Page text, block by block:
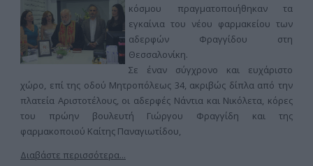
κόσμου πραγματοποιήθηκαν τα
εγκαίνια του νέου φαρμακείου των
αδερφών Φραγγίδου στη
Θεσσαλονίκη.
Σε έναν σύγχρονο και ευχάριστο
χώρο, επί της οδού Μητροπόλεως 34, ακριβώς δίπλα από την
πλατεία Αριστοτέλους, οι αδερφές Νάντια και Νικόλετα, κόρες
του πρώην βουλευτή Γιώργου Φραγγίδη και της
φαρμακοποιού Καίτης Παναγιωτίδου,
Διαβάστε περισσότερα...